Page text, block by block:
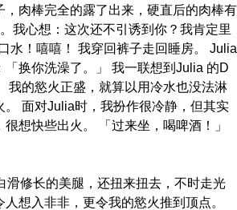
，肉棒完全的露了出来，硬直后的肉棒有
我心想：这次还不引诱到你？我肯定里
水！嘻嘻！ 我穿回裤子走回睡房。 Julia
「换你洗澡了。」 我一联想到Julia 的D
我的慾火正盛，就算以用冷水也没法淋
。 面对Julia时，我扮作很冷静，但其实
想快些出火。 「过来坐，喝啤酒！」
滑修长的美腿，还扭来扭去，不时走光
想入非非，更令我的慾火推到顶点。